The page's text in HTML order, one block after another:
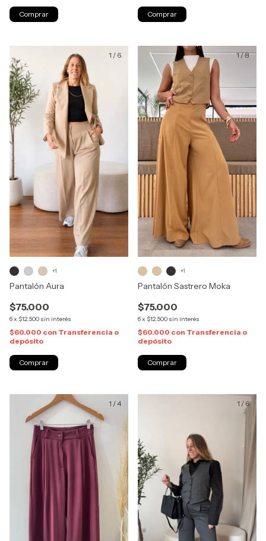
Comprar Comprar
1 / 6
Pantalón Aura
$75.000
6x $12.500 sin interés
$60.000 con Transferencia o
depósito
+1
Comprar
1/8
Pantalón Sastrero Moka
$75.000
6x $12.500 sin interés
$60.000 con Transferencia o
depósito
+1
Comprar
1 /4 1 / 6